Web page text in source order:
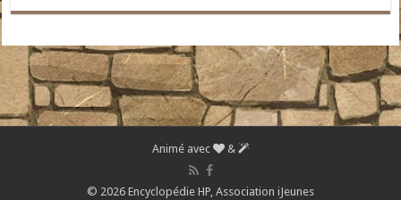
Animé avec &
© 2026 Encyclopédie HP, Association iJeunes